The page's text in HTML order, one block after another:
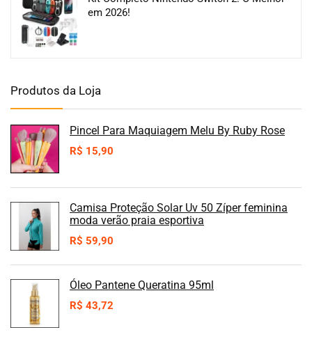
em 2026!
Produtos da Loja
Pincel Para Maquiagem Melu By Ruby Rose
R$ 15,90
Camisa Proteção Solar Uv 50 Zíper feminina
moda verão praia esportiva
R$ 59,90
Óleo Pantene Queratina 95ml
R$ 43,72